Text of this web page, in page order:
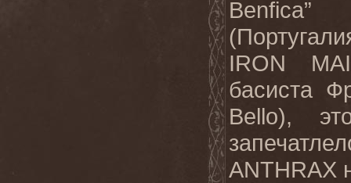
Benfica”
IRON
басиста
Bello),
ANTHRAX